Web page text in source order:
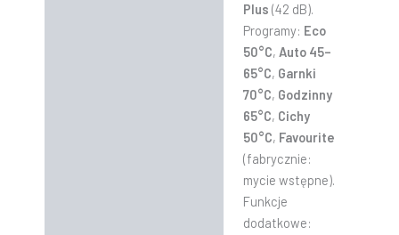
Plus (42 dB).
Programy: Eco
50°C, Auto 45–
65°C, Garnki
70°C, Godzinny
65°C, Cichy
50°C, Favourite
(fabrycznie:
mycie wstępne).
Funkcje
dodatkowe: